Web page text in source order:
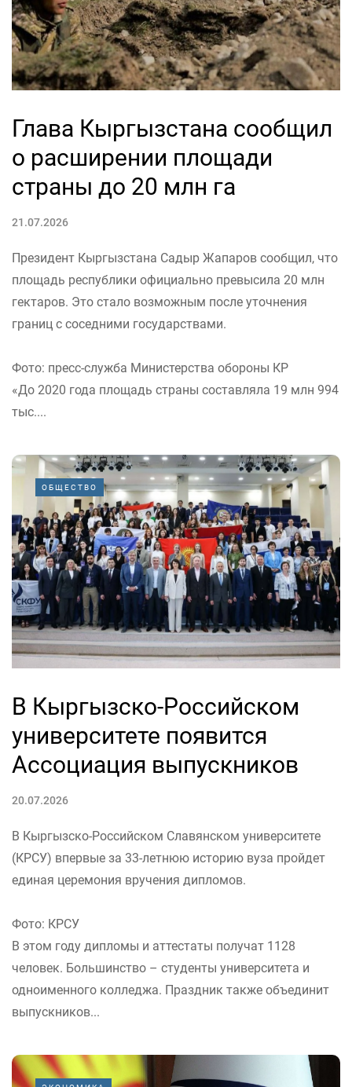
Глава Кыргызстана сообщил
о расширении площади
страны до 20 млн га
21.07.2026
Президент Кыргызстана Садыр Жапаров сообщил, что
площадь республики официально превысила 20 млн
гектаров. Это стало возможным после уточнения
границ с соседними государствами.
Фото: пресс-служба Министерства обороны КР
«До 2020 года площадь страны составляла 19 млн 994
тыс....
ОБЩЕСТВО
В Кыргызско-Российском
университете появится
Ассоциация выпускников
20.07.2026
В Кыргызско-Российском Славянском университете
(КРСУ) впервые за 33-летнюю историю вуза пройдет
единая церемония вручения дипломов.
Фото: КРСУ
В этом году дипломы и аттестаты получат 1128
человек. Большинство – студенты университета и
одноименного колледжа. Праздник также объединит
выпускников...